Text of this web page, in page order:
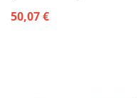
50,07 €